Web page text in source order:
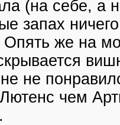
(на себе, а
запах
же на
не
чем